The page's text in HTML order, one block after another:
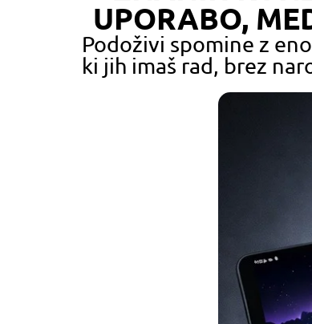
UPORABO,
Podoživi spomine z
ki jih imaš rad, brez